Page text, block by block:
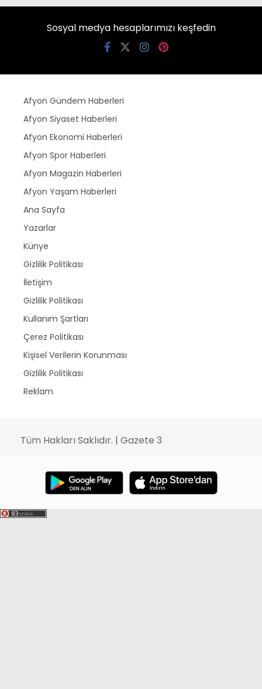
Sosyal medya hesaplarımızı keşfedin
Afyon Gündem Haberleri
Afyon Siyaset Haberleri
Afyon Ekonomi Haberleri
Afyon Spor Haberleri
Afyon Magazin Haberleri
Afyon Yaşam Haberleri
Ana Sayfa
Yazarlar
Künye
Gizlilik Politikası
İletişim
Gizlilik Politikası
Kullanım Şartları
Çerez Politikası
Kişisel Verilerin Korunması
Gizlilik Politikası
Reklam
Tüm Hakları Saklıdır. | Gazete 3